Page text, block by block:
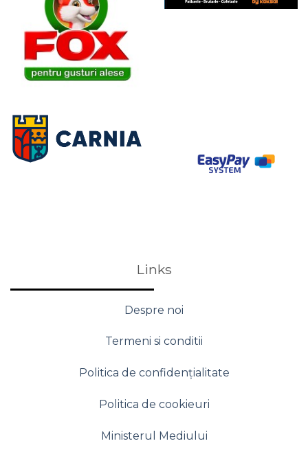
Links
Despre noi
Termeni si conditii
Politica de confidențialitate
Politica de cookieuri
Ministerul Mediului